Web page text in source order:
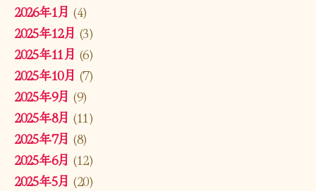
2026年1月 (4)
2025年12月 (3)
2025年11月 (6)
2025年10月 (7)
2025年9月 (9)
2025年8月 (11)
2025年7月 (8)
2025年6月 (12)
2025年5月 (20)